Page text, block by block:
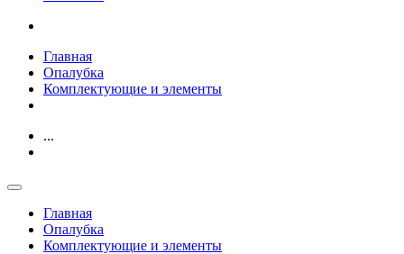
Главная
Опалубка
Комплектующие и элементы
...
Главная
Опалубка
Комплектующие и элементы